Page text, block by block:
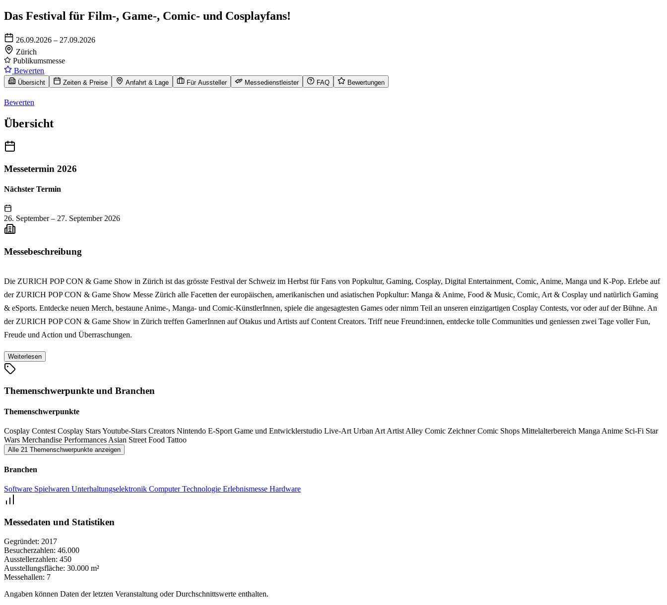
Das Festival für Film-, Game-, Comic- und Cosplayfans!
26.09.2026 – 27.09.2026
Zürich
Publikumsmesse
Bewerten
Übersicht Zeiten & Preise Anfahrt & Lage Für Aussteller Messedienstleister FAQ Bewertungen
Bewerten
Übersicht
Messetermin 2026
Nächster Termin
26. September – 27. September 2026
Messebeschreibung
Die ZURICH POP CON & Game Show in Zürich ist das grösste Festival der Schweiz im Herbst für Fans von Popkultur, Gaming, Cosplay, Digital Entertainment, Comic, Anime, Manga und K-Pop. Erlebe auf
der ZURICH POP CON & Game Show Messe Zürich alle Facetten der europäischen, amerikanischen und asiatischen Popkultur: Manga & Anime, Food & Music, Comic, Art & Cosplay und natürlich Gaming
& eSports. Entdecke neuen Merch, bestaune Anime-, Manga- und Comic-KünstlerInnen, spiele die angesagtesten Games oder nimm Teil an unseren einzigartigen Cosplay Contests, vor oder auf der Bühne. An
der ZURICH POP CON & Game Show in Zürich treffen GamerInnen auf Otakus und Artists auf Content Creators. Triff neue Freund:innen, entdecke tolle Communities und geniessen zwei Tage voller Fun,
Freude und Action und Überraschungen.
Weiterlesen
Themenschwerpunkte und Branchen
Themenschwerpunkte
Cosplay Contest Cosplay StarsYoutube-Stars Creators Nintendo E-Sport Game und Entwicklerstudio Live-Art Urban Art Artist Alley Comic ZeichnerComic Shops Mittelalterbereich Manga Anime Sci-Fi Star
Wars Merchandise Performances Asian Street Food Tattoo
Alle 21 Themenschwerpunkte anzeigen
Branchen
Software Spielwaren Unterhaltungselektronik Computer Technologie Erlebnismesse Hardware
Messedaten und Statistiken
Gegründet: 2017
Besucherzahlen: 46.000
Ausstellerzahlen: 450
Ausstellungsfläche: 30.000 m²
Messehallen: 7
Angaben können Daten der letzten Veranstaltung oder Durchschnittswerte enthalten.